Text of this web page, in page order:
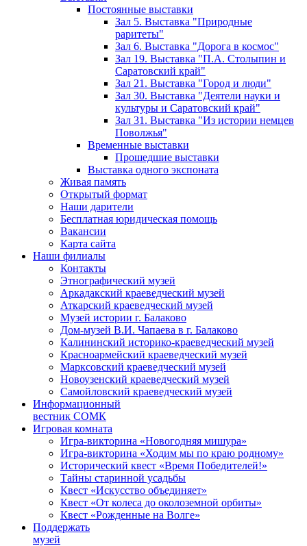
Постоянные выставки
Зал 5. Выставка "Природные
раритеты"
Зал 6. Выставка "Дорога в космос"
Зал 19. Выставка "П.А. Столыпин и
Саратовский край"
Зал 21. Выставка "Город и люди"
Зал 30. Выставка "Деятели науки и
культуры и Саратовский край"
Зал 31. Выставка "Из истории немцев
Поволжья"
Временные выставки
Прошедшие выставки
Выставка одного экспоната
Живая память
Открытый формат
Наши дарители
Бесплатная юридическая помощь
Вакансии
Карта сайта
Наши филиалы
Контакты
Этнографический музей
Аркадакский краеведческий музей
Аткарский краеведческий музей
Музей истории г. Балаково
Дом-музей В.И. Чапаева в г. Балаково
Калининский историко-краеведческий музей
Красноармейский краеведческий музей
Марксовский краеведческий музей
Новоузенский краеведческий музей
Самойловский краеведческий музей
Информационный
вестник СОМК
Игровая комната
Игра-викторина «Новогодняя мишура»
Игра-викторина «Ходим мы по краю родному»
Исторический квест «Время Победителей!»
Тайны старинной усадьбы
Квест «Искусство объединяет»
Квест «От колеса до околоземной орбиты»
Квест «Рожденные на Волге»
Поддержать
музей